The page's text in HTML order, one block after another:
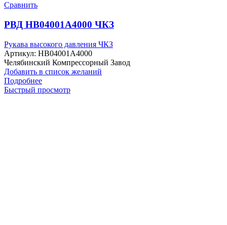
Сравнить
РВД HB04001A4000 ЧКЗ
Рукава высокого давления ЧКЗ
Артикул: HB04001A4000
Челябинский Компрессорный Завод
Добавить в список желаний
Подробнее
Быстрый просмотр